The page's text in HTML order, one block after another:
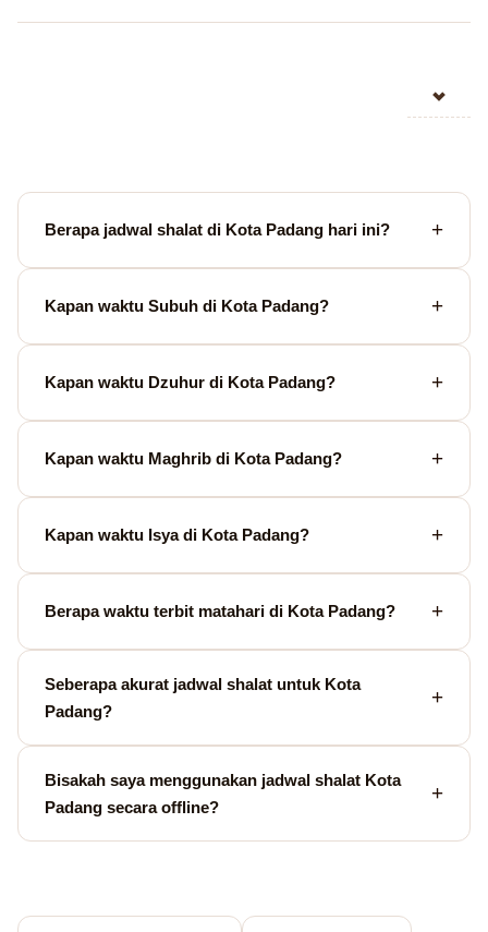
Berapa jadwal shalat di Kota Padang hari ini?
Kapan waktu Subuh di Kota Padang?
Kapan waktu Dzuhur di Kota Padang?
Kapan waktu Maghrib di Kota Padang?
Kapan waktu Isya di Kota Padang?
Berapa waktu terbit matahari di Kota Padang?
Seberapa akurat jadwal shalat untuk Kota
Padang?
Bisakah saya menggunakan jadwal shalat Kota
Padang secara offline?